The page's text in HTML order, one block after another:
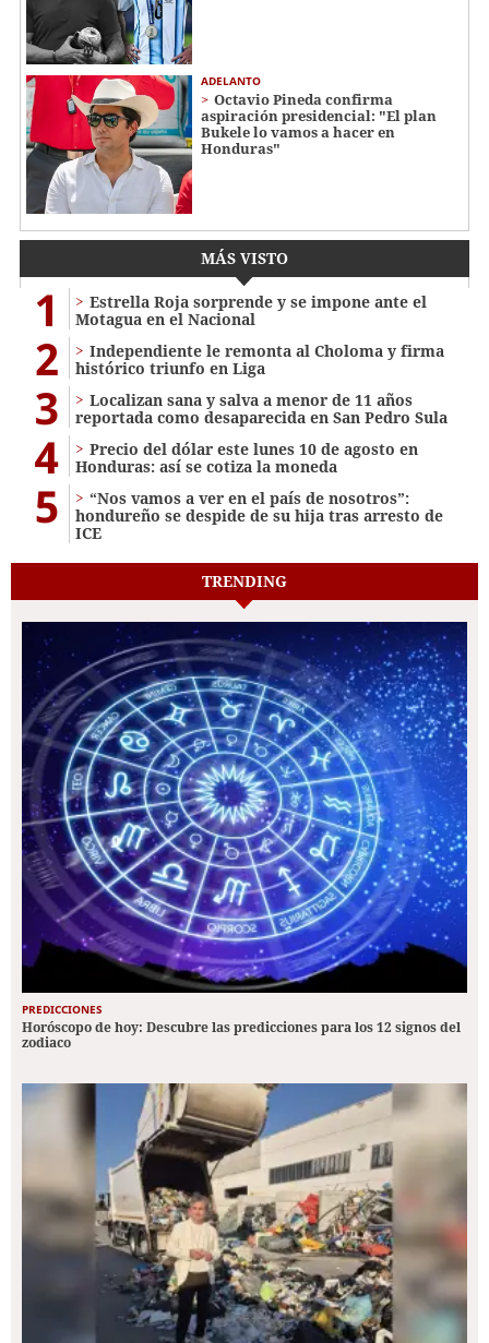
ADELANTO
Octavio Pineda confirma
aspiración presidencial: "El plan
Bukele lo vamos a hacer en
Honduras"
MÁS VISTO
1
Estrella Roja sorprende y se impone ante el
Motagua en el Nacional
2
Independiente le remonta al Choloma y firma
histórico triunfo en Liga
3
Localizan sana y salva a menor de 11 años
reportada como desaparecida en San Pedro Sula
4
Precio del dólar este lunes 10 de agosto en
Honduras: así se cotiza la moneda
5
“Nos vamos a ver en el país de nosotros”:
hondureño se despide de su hija tras arresto de
ICE
TRENDING
PREDICCIONES
Horóscopo de hoy: Descubre las predicciones para los 12 signos del
zodiaco